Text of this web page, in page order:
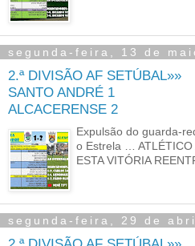
segunda-feira, 13 de
2.ª DIVISÃO AF SETÚBAL»»
SANTO ANDRÉ 1
ALCACERENSE 2
Expulsão do guarda-
o Estrela … ATLÉTICO
ESTA VITÓRIA
segunda-feira, 29 de